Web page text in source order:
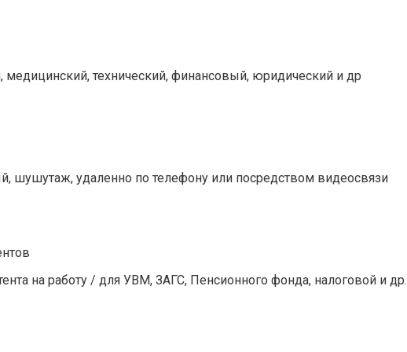
технический, финансовый, юридический и др
шушутаж, удаленно по телефону или посредством видеосвязи
на работу / для УВМ, ЗАГС, Пенсионного фонда, налоговой и др.